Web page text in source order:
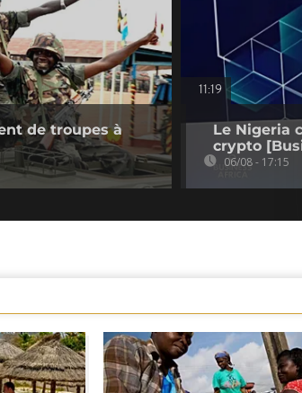
de troupes à
11:19
Le Nigeria
crypto
06/08 - 17:15